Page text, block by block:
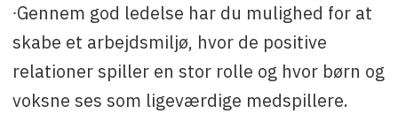
∙Gennem god ledelse har du mulighed for at
skabe et arbejdsmiljø, hvor de positive
relationer spiller en stor rolle og hvor børn og
voksne ses som ligeværdige medspillere.